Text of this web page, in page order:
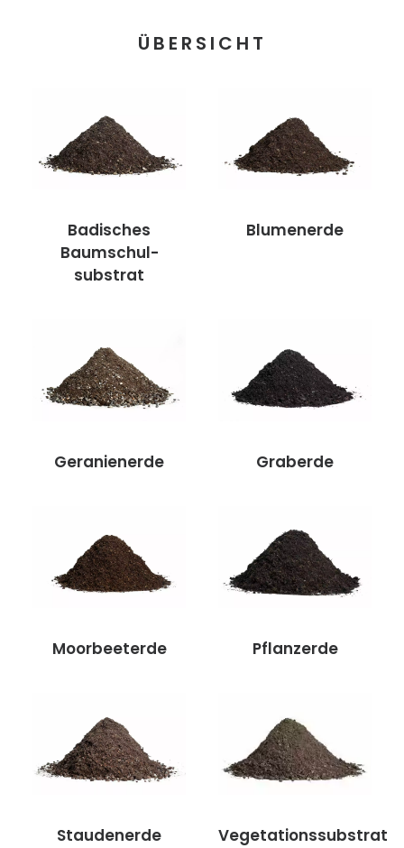
ÜBERSICHT
Badisches
Baumschul­
substrat
Blumenerde
Geranienerde Graberde
Moorbeeterde Pflanzerde
Staudenerde Vegetationssubstrat